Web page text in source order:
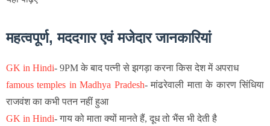
महत्वपूर्ण, मददगार एवं मजेदार जानकारियां
GK in Hindi- 9PM के बाद पत्नी से झगड़ा करना किस देश में अपराध
famous temples in Madhya Pradesh-मांढरेवाली माता के कारण सिंधिया
राजवंश का कभी पतन नहीं हुआ
GK in Hindi- गाय को माता क्यों मानते हैं, दूध तो भैंस भी देती है